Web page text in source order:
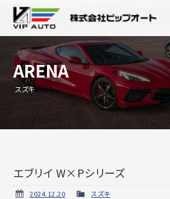
ARENA
スズキ
エブリイ W×Pシリーズ
2024.12.20
スズキ